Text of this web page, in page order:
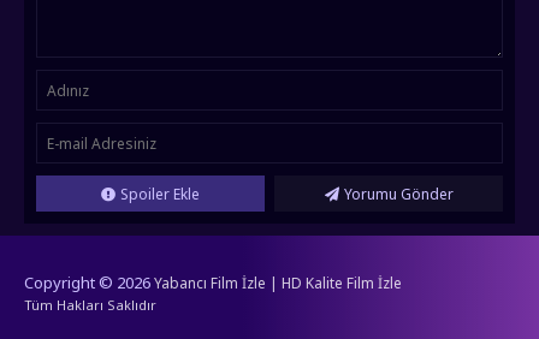
Spoiler Ekle Yorumu Gönder
Copyright © 2026Yabancı Film İzle | HD Kalite Film İzle
Tüm Hakları Saklıdır